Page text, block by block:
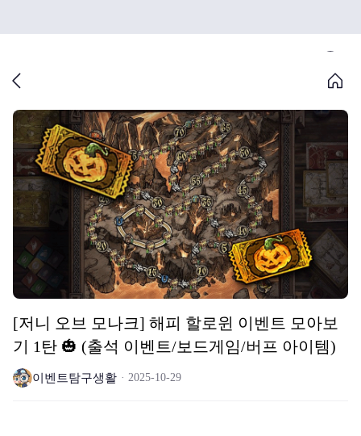
[저니 오브 모나크] 해피 할로윈 이벤트 모아보
기 1탄 🎃 (출석 이벤트/보드게임/버프 아이템)
이벤트탐구생활 2025-10-29